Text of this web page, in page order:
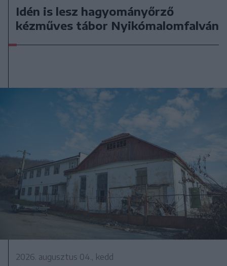
Idén is lesz hagyományőrző
kézműves tábor Nyikómalomfalván
2026. augusztus 04., kedd